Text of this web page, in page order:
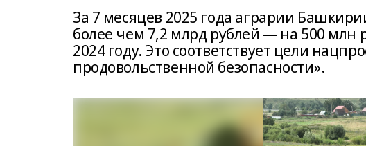
За 7 месяцев 2025 года аграрии
более чем 7,2 млрд рублей — на 500 млн
2024 году. Это соответствует цели
продовольственной безопасности».